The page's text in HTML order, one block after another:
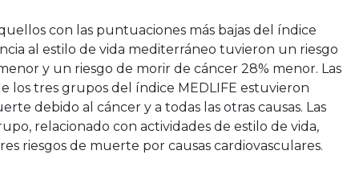
con las puntuaciones más bajas del índice
al estilo de vida mediterráneo tuvieron un riesgo
y un riesgo de morir de cáncer 28% menor. Las
los tres grupos del índice MEDLIFE estuvieron
debido al cáncer y a todas las otras causas. Las
relacionado con actividades de estilo de vida,
riesgos de muerte por causas cardiovasculares.